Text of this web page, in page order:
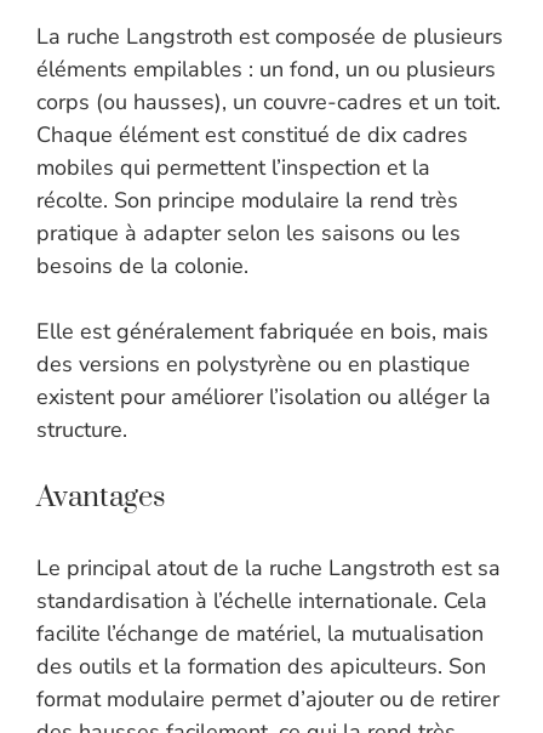
La ruche Langstroth est composée de plusieurs
éléments empilables : un fond, un ou plusieurs
corps (ou hausses), un couvre-cadres et un toit.
Chaque élément est constitué de dix cadres
mobiles qui permettent l’inspection et la
récolte. Son principe modulaire la rend très
pratique à adapter selon les saisons ou les
besoins de la colonie.
Elle est généralement fabriquée en bois, mais
des versions en polystyrène ou en plastique
existent pour améliorer l’isolation ou alléger la
structure.
Avantages
Le principal atout de la ruche Langstroth est sa
standardisation à l’échelle internationale. Cela
facilite l’échange de matériel, la mutualisation
des outils et la formation des apiculteurs. Son
format modulaire permet d’ajouter ou de retirer